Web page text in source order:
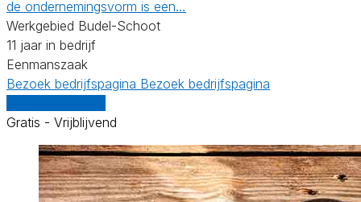
de ondernemingsvorm is een…
Werkgebied Budel-Schoot
11 jaar in bedrijf
Eenmanszaak
Bezoek bedrijfspagina Bezoek bedrijfspagina
Gratis - Vrijblijvend